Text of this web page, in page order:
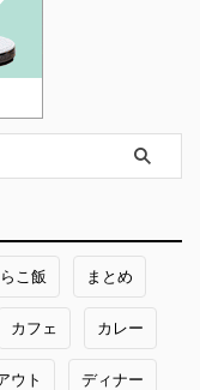
こ飯 まとめ
カフェ カレー
ウト ディナー